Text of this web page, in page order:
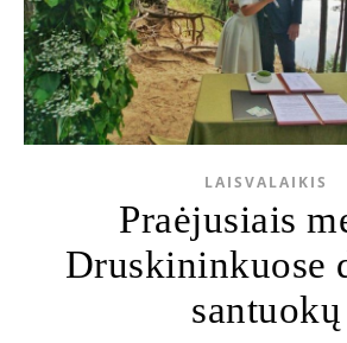
LAISVALAIKIS
Praėjusiais
Druskininkuose
santuokų